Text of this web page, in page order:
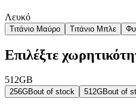
Λευκό
Τιτάνιο Μαύρο Τιτάνιο Μπλε
Επιλέξτε
512GB
256GBout of stock 512GBout of